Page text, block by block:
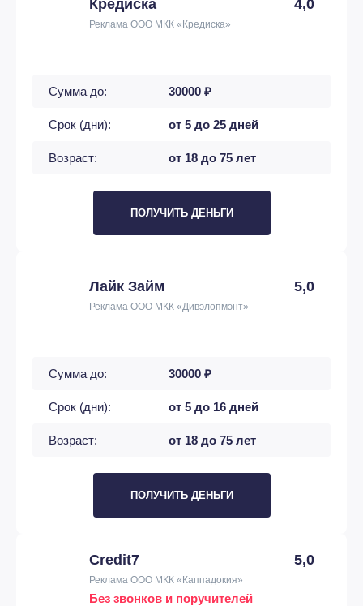
Кредиска 4,0
Реклама ООО МКК «Кредиска»
Сумма до: 30000 ₽
Срок (дни): от 5 до 25 дней
Возраст: от 18 до 75 лет
ПОЛУЧИТЬ ДЕНЬГИ
Лайк Займ 5,0
Реклама ООО МКК «Дивэлопмэнт»
Сумма до: 30000 ₽
Срок (дни): от 5 до 16 дней
Возраст: от 18 до 75 лет
ПОЛУЧИТЬ ДЕНЬГИ
Credit7 5,0
Реклама ООО МКК «Каппадокия»
Без звонков и поручителей